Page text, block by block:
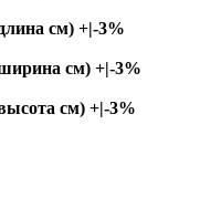
см) +|-3%
см) +|-3%
см) +|-3%